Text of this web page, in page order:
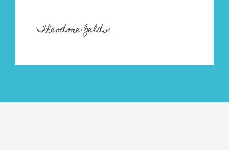
Theodore Zeldin